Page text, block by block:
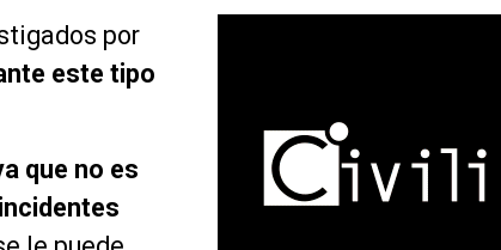
por
este tipo
que no es